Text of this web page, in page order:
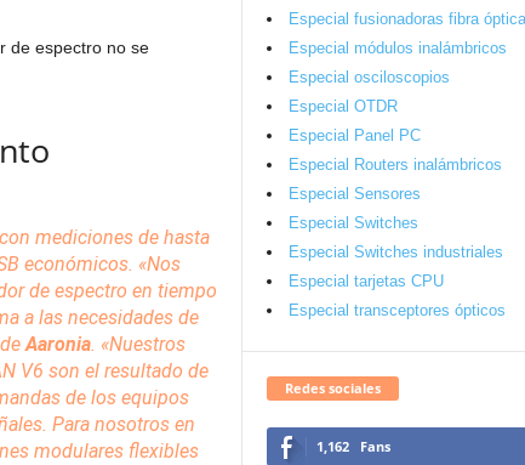
de espectro no se
mediciones de hasta
económicos. «Nos
de espectro en tiempo
a las necesidades de
Aaronia. «Nuestros
V6 son el resultado de
de los equipos
Para nosotros en
modulares flexibles
Especial fusionadoras fibra óptica
Especial módulos inalámbricos
Especial osciloscopios
Especial OTDR
Especial Panel PC
Especial Routers inalámbricos
Especial Sensores
Especial Switches
Especial Switches industriales
Especial tarjetas CPU
Especial transceptores ópticos
Redes sociales
1,162 Fans